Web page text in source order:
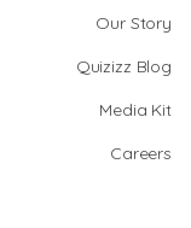
Our Story
Quizizz Blog
Media Kit
Careers